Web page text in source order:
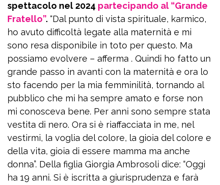
spettacolo nel 2024 partecipando al “Grande
Fratello”. “Dal punto di vista spirituale, karmico,
ho avuto difficoltà legate alla maternità e mi
sono resa disponibile in toto per questo. Ma
possiamo evolvere – afferma . Quindi ho fatto un
grande passo in avanti con la maternità e ora lo
sto facendo per la mia femminilità, tornando al
pubblico che mi ha sempre amato e forse non
mi conosceva bene. Per anni sono sempre stata
vestita di nero. Ora si è riaffacciata in me, nel
vestirmi, la voglia del colore, la gioia del colore e
della vita, gioia di essere mamma ma anche
donna”. Della figlia Giorgia Ambrosoli dice: “Oggi
ha 19 anni. Si è iscritta a giurisprudenza e farà